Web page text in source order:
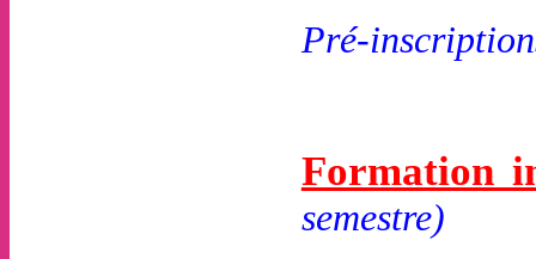
Pré-
Formation
semestre)